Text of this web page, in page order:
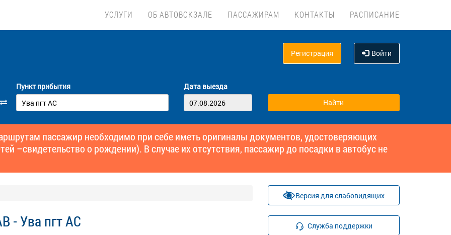
УСЛУГИ ОБ АВТОВОКЗАЛЕ ПАССАЖИРАМ КОНТАКТЫ РАСПИСАНИЕ
Регистрация Войти
Пункт прибытия Дата выезда
пассажир необходимо при себе иметь оригиналы документов, удостоверяющих
–свидетельство о рождении). В случае их отсутствия, пассажир до посадки в автобус не
- Ува пгт АС
Версия для слабовидящих
Служба поддержки